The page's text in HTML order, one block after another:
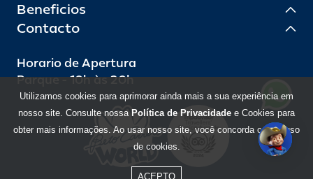
Beneficios
Contacto
Horario de Apertura
Parque - 10h às 20h
Utilizamos cookies para aprimorar ainda mais a sua experiência em
nosso site. Consulte nossa Política de Privacidade e Cookies para
obter mais informações. Ao usar nosso site, você concorda com o uso
de cookies.
ACEPTO